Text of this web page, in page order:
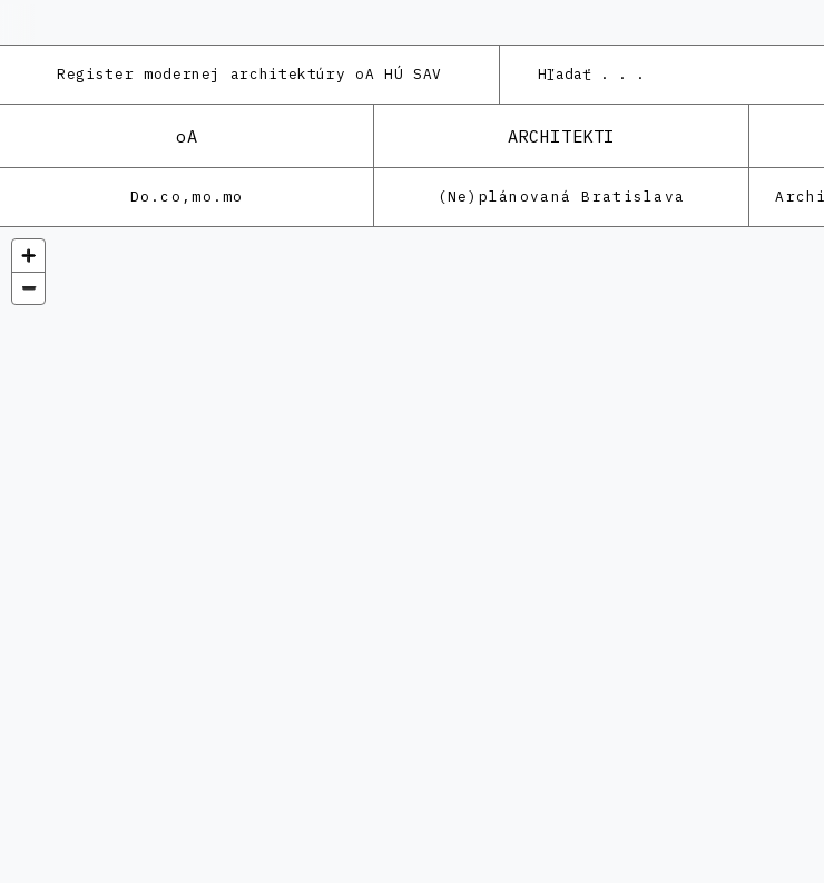
Register modernej architektúry oA HÚ SAV
oA ARCHITEKTI
Do.co,mo.mo (Ne)plánovaná Bratislava